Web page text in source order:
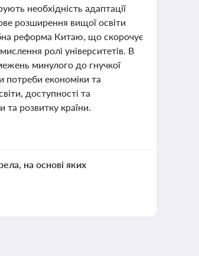
необхідність адаптації
розширення вищої освіти
реформа Китаю, що скорочує
ролі університетів. В
минулого до гнучкої
потреби економіки та
доступності та
та розвитку країни.
на основі яких